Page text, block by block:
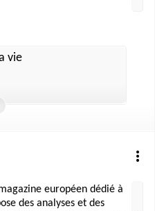
vie
européen dédié à
des analyses et des